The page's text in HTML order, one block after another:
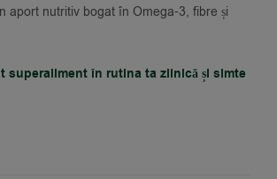
aport nutritiv bogat în Omega-3, fibre și
superaliment în rutina ta zilnică și simte